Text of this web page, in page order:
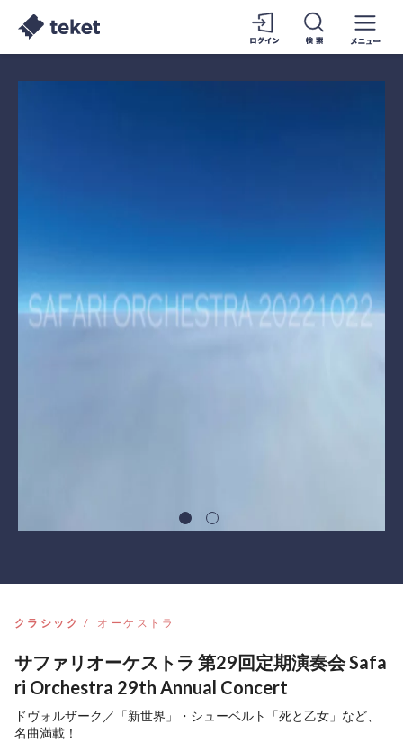
クラシック オーケストラ
サファリオーケストラ 第29回定期演奏会 Safa
ri Orchestra 29th Annual Concert
ドヴォルザーク／「新世界」・シューベルト「死と乙女」など、
名曲満載！